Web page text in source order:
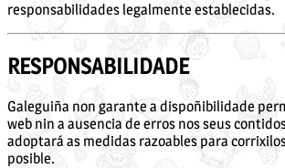
responsabilidades legalmente establecidas.
RESPONSABILIDADE
Galeguiña non garante a dispoñibilidade
web nin a ausencia de erros nos seus
adoptará as medidas razoables para
posible.